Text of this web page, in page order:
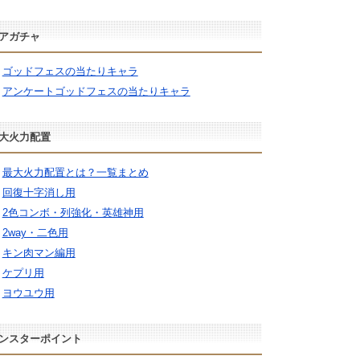
ガチャ
ゴッドフェスの当たりキャラ
アンケートゴッドフェスの当たりキャラ
火力配置
最大火力配置とは？一覧まとめ
回復十字消し用
2色コンボ・列強化・英雄神用
2way・二色用
キン肉マン編用
ケプリ用
ヨウユウ用
スターポイント